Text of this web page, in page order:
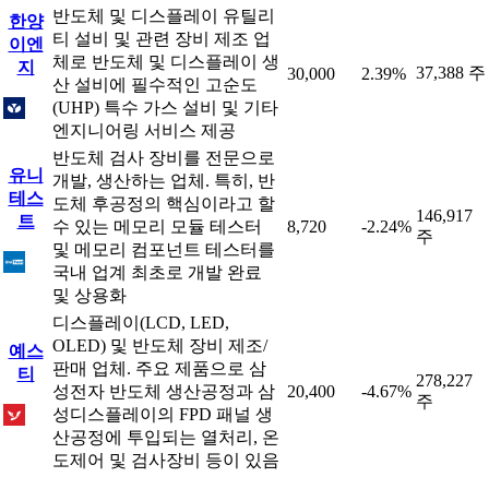
한양
이엔
지
반도체 및 디스플레이 유틸리
티 설비 및 관련 장비 제조 업
체로 반도체 및 디스플레이 생
산 설비에 필수적인 고순도
(UHP) 특수 가스 설비 및 기타
엔지니어링 서비스 제공
30,000 2.39% 37,388 주
유니
테스
트
반도체 검사 장비를 전문으로
개발, 생산하는 업체. 특히, 반
도체 후공정의 핵심이라고 할
수 있는 메모리 모듈 테스터
및 메모리 컴포넌트 테스터를
국내 업계 최초로 개발 완료
및 상용화
8,720 -2.24%
146,917
주
예스
티
디스플레이(LCD, LED,
OLED) 및 반도체 장비 제조/
판매 업체. 주요 제품으로 삼
성전자 반도체 생산공정과 삼
성디스플레이의 FPD 패널 생
산공정에 투입되는 열처리, 온
도제어 및 검사장비 등이 있음
20,400 -4.67%
278,227
주